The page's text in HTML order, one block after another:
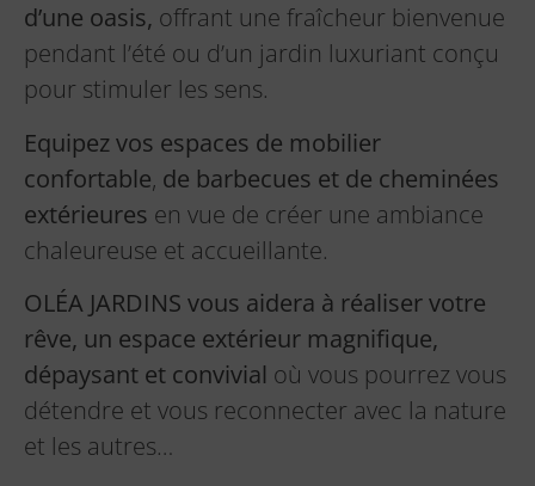
d’une oasis, offrant une fraîcheur bienvenue
pendant l’été ou d’un jardin luxuriant conçu
pour stimuler les sens.
Equipez vos espaces de mobilier
confortable, de barbecues et de cheminées
extérieures en vue de créer une ambiance
chaleureuse et accueillante.
OLÉA JARDINS vous aidera à réaliser votre
rêve, un espace extérieur magnifique,
dépaysant et convivial où vous pourrez vous
détendre et vous reconnecter avec la nature
et les autres…